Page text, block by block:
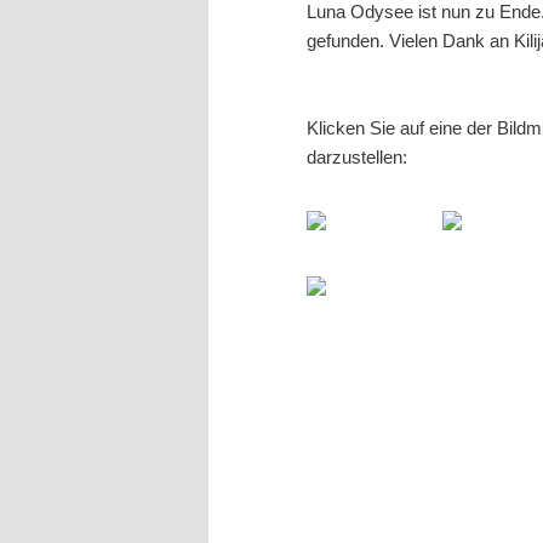
Luna Odysee ist nun zu
gefunden. Vielen Dank an
Klicken Sie auf eine der
darzustellen: